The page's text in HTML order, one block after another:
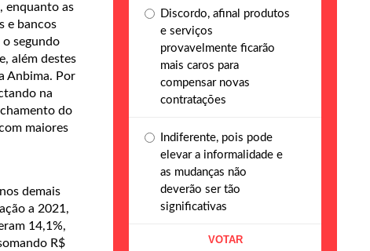
enquanto as
e bancos
segundo
além destes
Anbima. Por
na
do
maiores
demais
a 2021,
14,1%,
R$
Discordo, afinal produtos
e serviços
provavelmente ficarão
mais caros para
compensar novas
contratações
Indiferente, pois pode
elevar a informalidade e
as mudanças não
deverão ser tão
significativas